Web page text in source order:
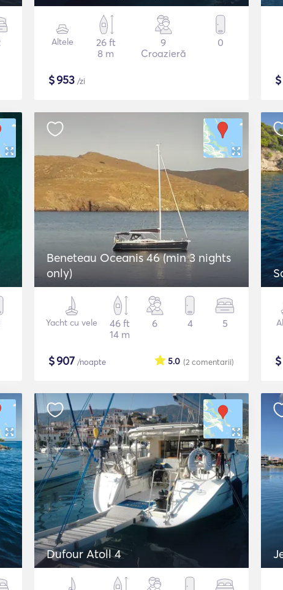
Altele
26 ft
8 m
9
Croazieră
0
$953 /zi
Beneteau Oceanis 46 (min 3 nights
only)
Yacht cu vele
46 ft
14 m
6 4 5
$907 /noapte (2 comentarii)
5.0
Dufour Atoll 4